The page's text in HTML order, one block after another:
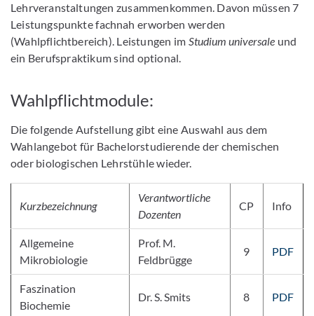
Lehrveranstaltungen zusammenkommen. Davon müssen 7
Leistungspunkte fachnah erworben werden
(Wahlpflichtbereich). Leistungen im Studium universale und
ein Berufspraktikum sind optional.
Wahlpflichtmodule:
Die folgende Aufstellung gibt eine Auswahl aus dem
Wahlangebot für Bachelorstudierende der chemischen
oder biologischen Lehrstühle wieder.
Kurzbezeichnung
Verantwortliche
Dozenten
CP Info
Allgemeine
Mikrobiologie
Prof. M.
Feldbrügge
9 PDF
Faszination
Biochemie
Dr. S. Smits 8 PDF